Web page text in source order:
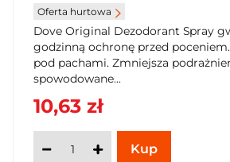
Oferta hurtowa
Dove Original Dezodorant Spray
godzinną ochronę przed
pod pachami. Zmniejsza
spowodowane...
10,63 zł